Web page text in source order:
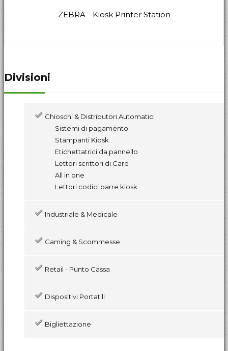
ZEBRA - Kiosk Printer Station
Divisioni
Chioschi & Distributori Automatici
Sistemi di pagamento
Stampanti Kiosk
Etichettatrici da pannello
Lettori scrittori di Card
All in one
Lettori codici barre kiosk
Industriale & Medicale
Gaming & Scommesse
Retail - Punto Cassa
Dispositivi Portatili
Bigliettazione